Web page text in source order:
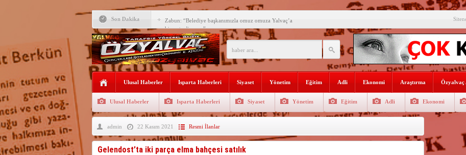
Son Dakika Zabun: “Belediye başkanımızla omuz omuza Yalvaç’a
hizmet ediyoruz”
Yeni öğretim yılı başlamadan ikili eğitime çözüm bulun
Yalvaç Festivali’ne görkemli açılış
Yalvaç’ta şimdi de Adliye Lojmanları yıkılıyor
Bir zamanlar Yalvaç, Ünlü Türk Ressamları Koleksiyonuna
Sahipti
Tunçbilek: “Ekmek Zammının Sorumlusu Fırıncı Değil,
Hükümettir”
Süreyya Sadi Bilgiç’ten Başkan Kodal’a ziyaret
Ulusal Haberler Isparta Haberleri Siyaset Yönetim Eğitim Adli Ekonomi Araştırma Özyalvaç
Ulusal Haberler Isparta Haberleri Siyaset Yönetim Eğitim Adli Ekonomi
admin 22 Kasım 2021 Resmi İlanlar
Gelendost’ta iki parça elma bahçesi satılık